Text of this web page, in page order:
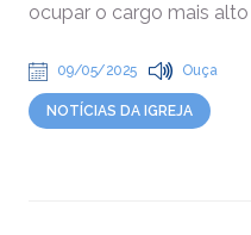
ocupar o cargo mais
09/05/2025 Ouça
NOTÍCIAS DA IGREJA